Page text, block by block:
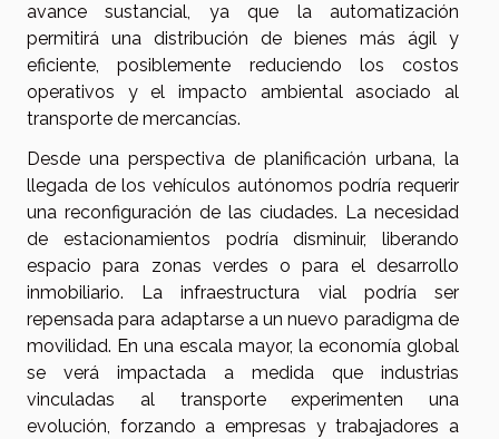
avance sustancial, ya que la automatización
permitirá una distribución de bienes más ágil y
eficiente, posiblemente reduciendo los costos
operativos y el impacto ambiental asociado al
transporte de mercancías.
Desde una perspectiva de planificación urbana, la
llegada de los vehículos autónomos podría requerir
una reconfiguración de las ciudades. La necesidad
de estacionamientos podría disminuir, liberando
espacio para zonas verdes o para el desarrollo
inmobiliario. La infraestructura vial podría ser
repensada para adaptarse a un nuevo paradigma de
movilidad. En una escala mayor, la economía global
se verá impactada a medida que industrias
vinculadas al transporte experimenten una
evolución, forzando a empresas y trabajadores a